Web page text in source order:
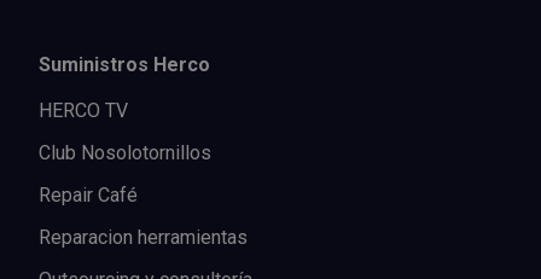
Suministros Herco
HERCO TV
Club Nosolotornillos
Repair Café
Reparacion herramientas